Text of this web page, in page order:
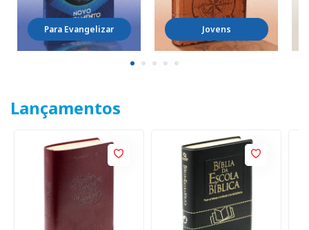
Para Evangelizar Jovens
Lançamentos